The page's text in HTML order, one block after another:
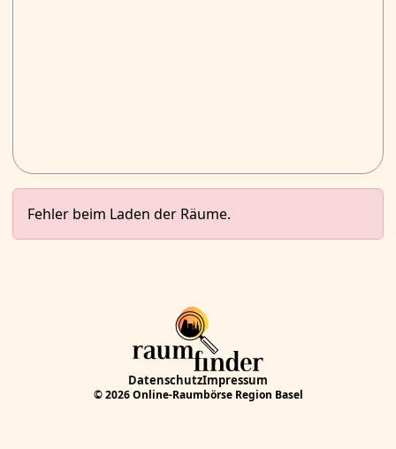
Fehler beim Laden der Räume.
DatenschutzImpressum
© 2026 Online-Raumbörse Region Basel